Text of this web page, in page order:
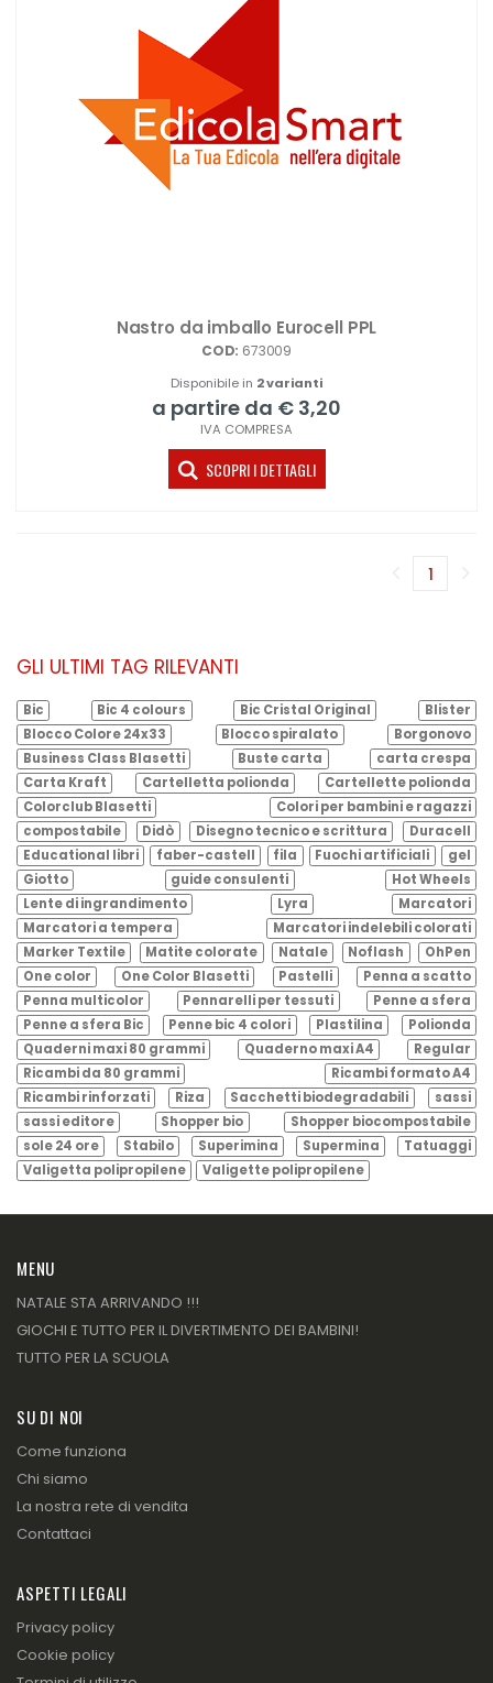
Nastro da imballo Eurocell PPL
COD: 673009
Disponibile in 2 varianti
a partire da € 3,20
IVA COMPRESA
SCOPRI I DETTAGLI
1
GLI ULTIMI TAG RILEVANTI
Bic Bic 4 colours Bic Cristal Original
Blister
Blocco Colore 24x33
Blocco spiralato
Borgonovo
Business Class Blasetti
Buste carta
carta crespa
Carta Kraft
Cartelletta polionda
Cartellette polionda
Colorclub Blasetti
Colori per bambini e ragazzi
compostabile
Didò Disegno tecnico e scrittura
Duracell
Educational libri
faber-castell fila Fuochi artificiali
gel
Giotto
guide consulenti
Hot Wheels
Lente di ingrandimento
Lyra
Marcatori
Marcatori a tempera
Marcatori indelebili colorati
Marker Textile
Matite colorate Natale Noflash
OhPen
One color
One Color Blasetti Pastelli
Penna a scatto
Penna multicolor
Pennarelli per tessuti
Penne a sfera
Penne a sfera Bic
Penne bic 4 colori Plastilina
Polionda
Quaderni maxi 80 grammi
Quaderno maxi A4
Regular
Ricambi da 80 grammi
Ricambi formato A4
Ricambi rinforzati
Riza Sacchetti biodegradabili
sassi
sassi editore
Shopper bio
Shopper biocompostabile
sole 24 ore
Stabilo Superimina Supermina
Tatuaggi
Valigetta polipropilene
Valigette polipropilene
MENU
NATALE STA ARRIVANDO !!!
GIOCHI E TUTTO PER IL DIVERTIMENTO DEI BAMBINI!
TUTTO PER LA SCUOLA
SU DI NOI
Come funziona
Chi siamo
La nostra rete di vendita
Contattaci
ASPETTI LEGALI
Privacy policy
Cookie policy